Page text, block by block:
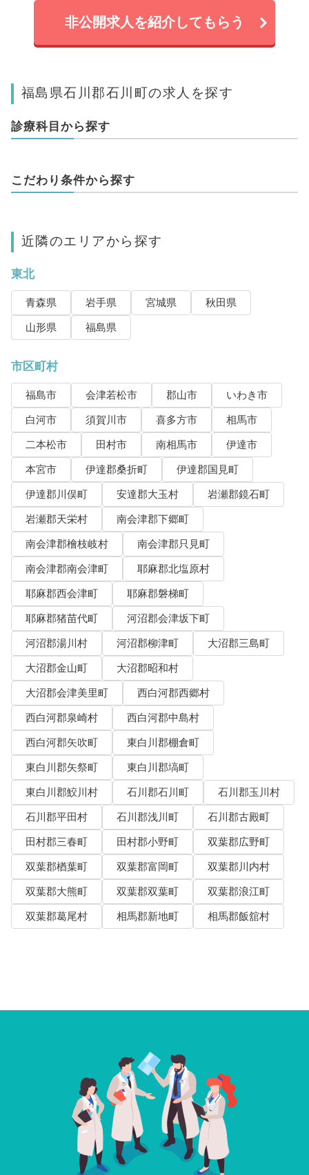
非公開求人を紹介してもらう
福島県石川郡石川町の求人を探す
診療科目から探す
こだわり条件から探す
近隣のエリアから探す
東北
青森県 岩手県 宮城県
秋田県
山形県
福島県
市区町村
福島市 会津若松市 郡山市
いわき市
白河市
須賀川市 喜多方市
相馬市
二本松市
田村市 南相馬市
伊達市
本宮市
伊達郡桑折町
伊達郡国見町
伊達郡川俣町
安達郡大玉村
岩瀬郡鏡石町
岩瀬郡天栄村
南会津郡下郷町
南会津郡檜枝岐村
南会津郡只見町
南会津郡南会津町
耶麻郡北塩原村
耶麻郡西会津町
耶麻郡磐梯町
耶麻郡猪苗代町
河沼郡会津坂下町
河沼郡湯川村
河沼郡柳津町
大沼郡三島町
大沼郡金山町
大沼郡昭和村
大沼郡会津美里町
西白河郡西郷村
西白河郡泉崎村
西白河郡中島村
西白河郡矢吹町
東白川郡棚倉町
東白川郡矢祭町
東白川郡塙町
東白川郡鮫川村
石川郡石川町
石川郡玉川村
石川郡平田村
石川郡浅川町
石川郡古殿町
田村郡三春町
田村郡小野町
双葉郡広野町
双葉郡楢葉町
双葉郡富岡町
双葉郡川内村
双葉郡大熊町
双葉郡双葉町
双葉郡浪江町
双葉郡葛尾村
相馬郡新地町 相馬郡飯舘村